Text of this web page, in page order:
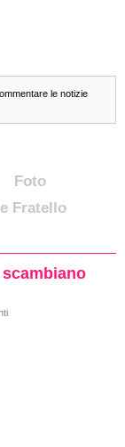
le notizie
Foto
Fratello